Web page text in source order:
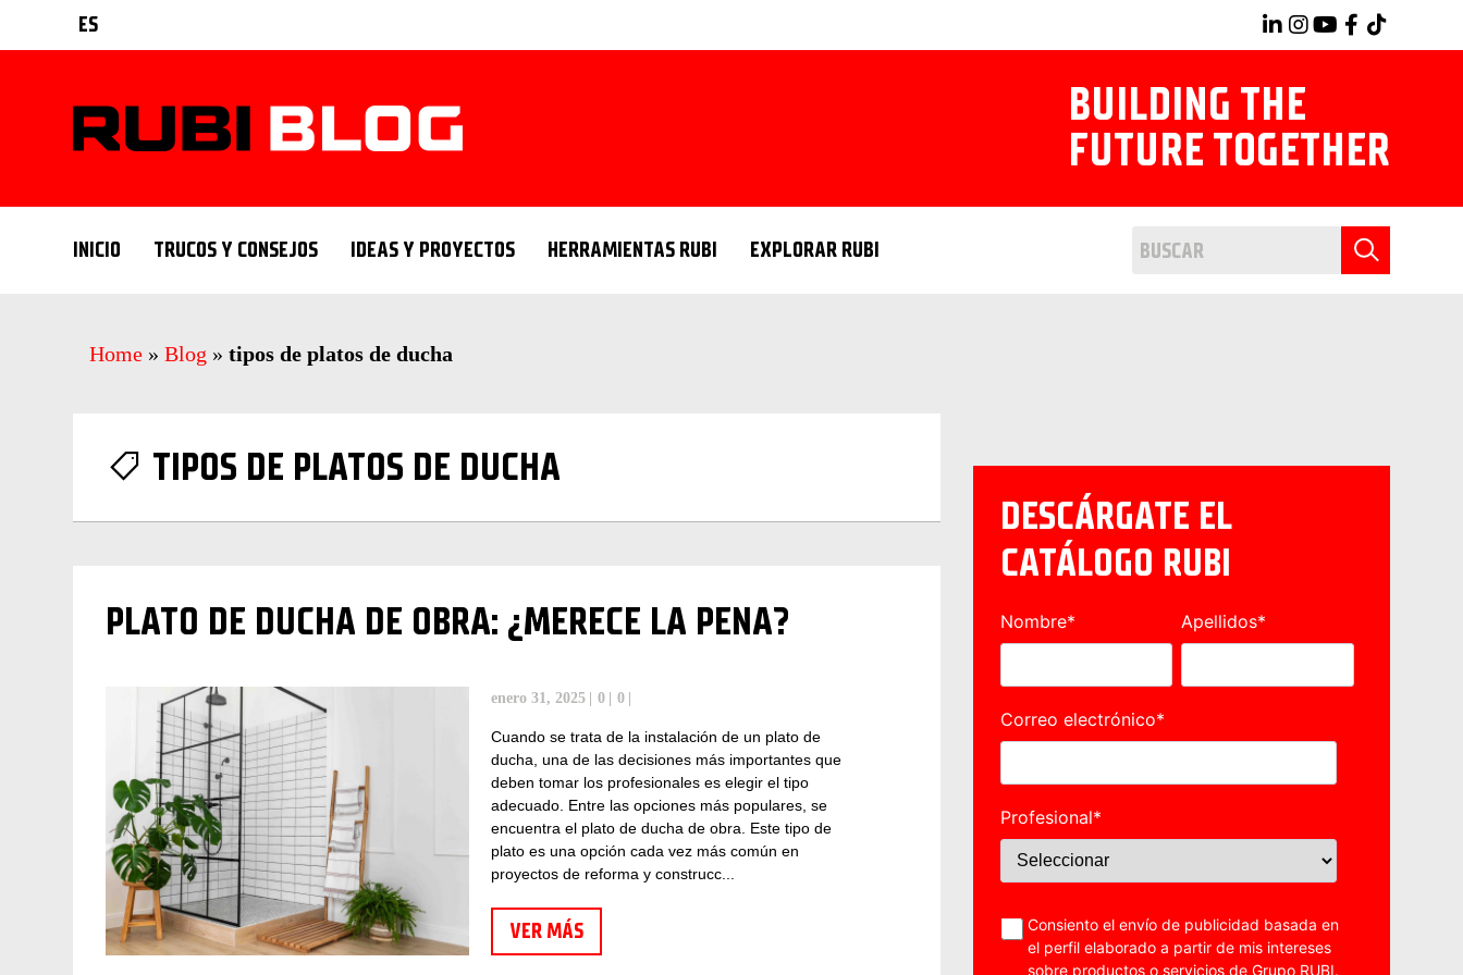
ES
BUILDING THE
FUTURE TOGETHER
INICIO TRUCOS Y CONSEJOS IDEAS Y PROYECTOS HERRAMIENTAS RUBI EXPLORAR RUBI
Home » Blog » tipos de platos de ducha
TIPOS DE PLATOS DE DUCHA
PLATO DE DUCHA DE OBRA: ¿MERECE LA PENA?
enero 31, 2025 0 0
Cuando se trata de la instalación de un plato de
ducha, una de las decisiones más importantes que
deben tomar los profesionales es elegir el tipo
adecuado. Entre las opciones más populares, se
encuentra el plato de ducha de obra. Este tipo de
plato es una opción cada vez más común en
proyectos de reforma y construcc...
VER MÁS
DESCÁRGATE EL
CATÁLOGO RUBI
Nombre* Apellidos*
Correo electrónico*
Profesional*
Consiento el envío de publicidad basada en
el perfil elaborado a partir de mis intereses
sobre productos o servicios de Grupo RUBI.